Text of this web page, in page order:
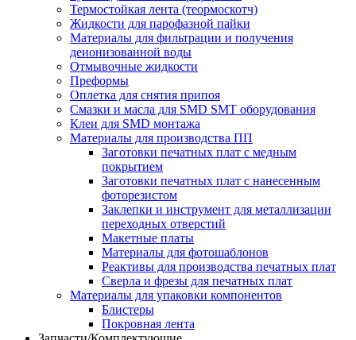
Термостойкая лента (теормоскотч)
Жидкости для парофазной пайки
Материалы для фильтрации и получения
деионизованной воды
Отмывочные жидкости
Преформы
Оплетка для снятия припоя
Смазки и масла для SMD SMT оборудования
Клеи для SMD монтажа
Материалы для производства ПП
Заготовки печатных плат с медным
покрытием
Заготовки печатных плат с нанесенным
фоторезистом
Заклепки и инструмент для металлизации
переходных отверстий
Макетные платы
Материалы для фотошаблонов
Реактивы для производства печатных плат
Сверла и фрезы для печатных плат
Материалы для упаковки компонентов
Блистеры
Покровная лента